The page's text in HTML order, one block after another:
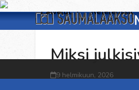
Skip
to
content
Palvelut Referenssit
Miksi
9 helmikuun, 2026